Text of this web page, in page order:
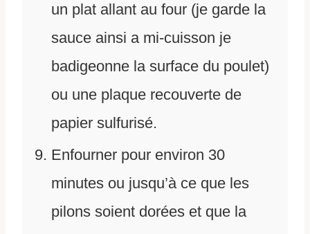
un plat allant au four (je garde la
sauce ainsi a mi-cuisson je
badigeonne la surface du poulet)
ou une plaque recouverte de
papier sulfurisé.
Enfourner pour environ 30
minutes ou jusqu’à ce que les
pilons soient dorées et que la